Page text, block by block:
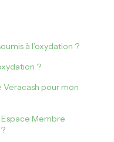
à l’oxydation ?
?
pour mon
Membre